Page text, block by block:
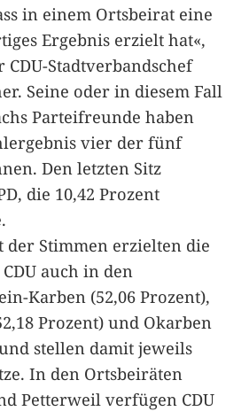
in einem Ortsbeirat eine
Ergebnis erzielt hat«,
CDU-Stadtverbandschef
Seine oder in diesem Fall
Parteifreunde haben
vier der fünf
Den letzten Sitz
die 10,42 Prozent
der Stimmen erzielten die
auch in den
Karben (52,06 Prozent),
Prozent) und Okarben
stellen damit jeweils
In den Ortsbeiräten
Petterweil verfügen CDU